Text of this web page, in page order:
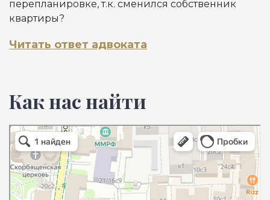
перепланировке, т.к. сменился собственник
квартиры?
Читать ответ адвоката
Как нас найти